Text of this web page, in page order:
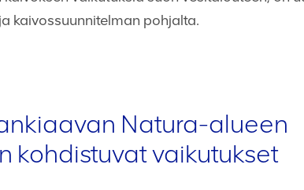
kaivossuunnitelman pohjalta.
Natura-alueen
kohdistuvat vaikutukset